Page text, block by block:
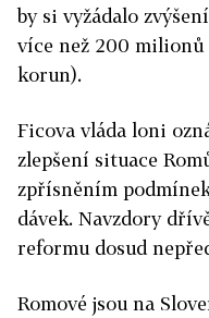
by si vyžádalo
více než 200
korun).
Ficova vláda loni
zlepšení situace
zpřísněním
dávek. Navzdory
reformu dosud
Romové jsou na